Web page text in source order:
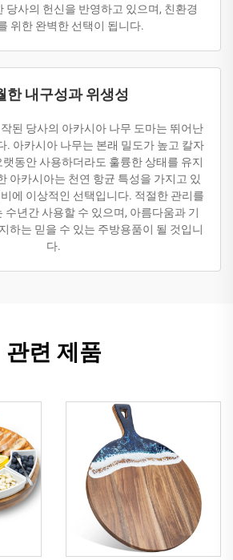
당사의 헌신을 반영하고 있으며, 친환경
위한 완벽한 선택이 됩니다.
한 내구성과 위생성
된 당사의 아카시아 나무 도마는 뛰어난
. 아카시아 나무는 본래 밀도가 높고 칼자
동안 사용하더라도 훌륭한 상태를 유지
아카시아는 천연 항균 특성을 가지고 있
에 이상적인 선택입니다. 적절한 관리를
수년간 사용할 수 있으며, 아름다움과 기
하는 믿을 수 있는 주방용품이 될 것입니
다.
관련 제품